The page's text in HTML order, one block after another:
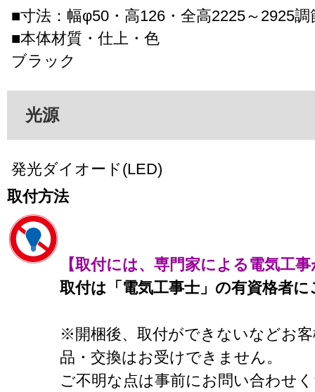
■寸法：幅φ50・高126・全高2225～2925調
■本体材質・仕上・色
ブラック
光源
発光ダイオード(LED)
取付方法
【取付には、専門家による電気工
取付は「電気工事士」の有資格者
※開梱後、取付ができないなどお
品・交換はお受けできません。
ご不明な点は事前にお問い合わせ